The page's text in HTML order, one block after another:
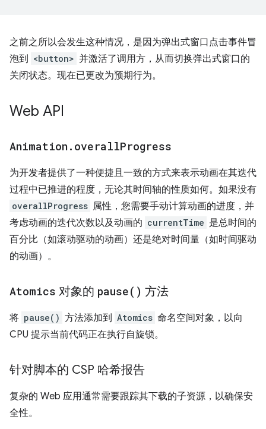
之前之所以会发生这种情况，是因为弹出式窗口点击事件冒
泡到 <button> 并激活了调用方，从而切换弹出式窗口的
关闭状态。现在已更改为预期行为。
Web API
Animation . overallProgress
为开发者提供了一种便捷且一致的方式来表示动画在其迭代
过程中已推进的程度，无论其时间轴的性质如何。如果没有
overallProgress 属性，您需要手动计算动画的进度，并
考虑动画的迭代次数以及动画的 currentTime 是总时间的
百分比（如滚动驱动的动画）还是绝对时间量（如时间驱动
的动画）。
Atomics 对象的 pause( ) 方法
将 pause() 方法添加到 Atomics 命名空间对象，以向
CPU 提示当前代码正在执行自旋锁。
针对脚本的 CSP 哈希报告
复杂的 Web 应用通常需要跟踪其下载的子资源，以确保安
全性。